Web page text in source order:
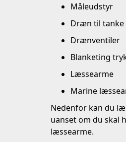
Måleudstyr
Dræn til tanke
Drænventiler
Blanketing
Læssearme
Marine
Nedenfor kan du
uanset om du skal
læssearme.